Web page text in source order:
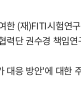
(재)FITI시험
단 권수경 책임
응 방안'에 대